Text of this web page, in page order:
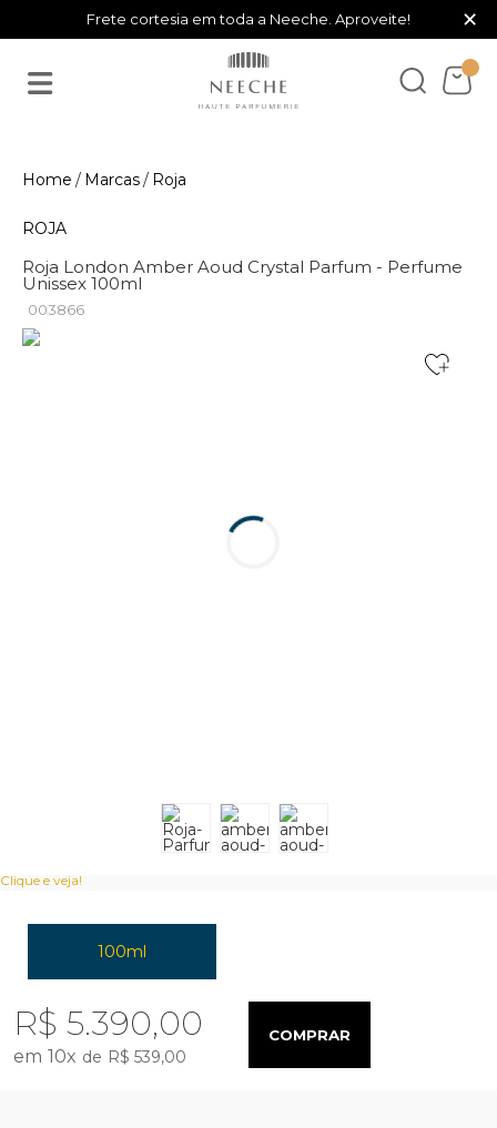
Frete cortesia em toda a Neeche. Aproveite! ×
Marcas Roja
ROJA
Roja London Amber Aoud Crystal Parfum - Perfume
Unissex 100ml
003866
Clique e veja!
100ml
R$ 5.390,00
10x R$ 539,00
COMPRAR